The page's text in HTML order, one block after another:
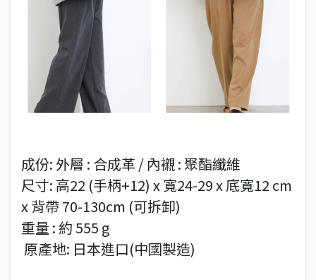
成份: 外層 : 合成革 / 內襯 : 聚酯纖維
尺寸: 高22 (手柄+12) x 寬24-29 x 底寬12 cm
x 背帶 70-130cm (可拆卸)
重量 : 約 555 g
原產地: 日本進口(中國製造)